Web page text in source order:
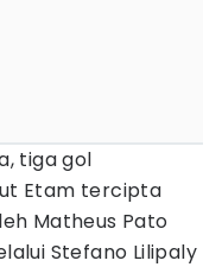
tiga gol
Etam tercipta
Matheus Pato
Stefano Lilipaly